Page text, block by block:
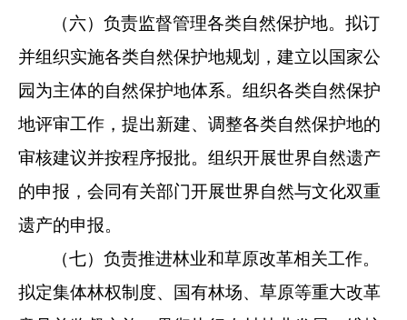
（六）负责监督管理各类自然保护地。拟订
并组织实施各类自然保护地规划，建立以国家公
园为主体的自然保护地体系。组织各类自然保护
地评审工作，提出新建、调整各类自然保护地的
审核建议并按程序报批。组织开展世界自然遗产
的申报，会同有关部门开展世界自然与文化双重
遗产的申报。
（七）负责推进林业和草原改革相关工作。
拟定集体林权制 度、国有林场、草原等重大改革